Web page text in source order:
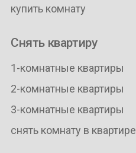
купить комнату
Снять квартиру
1-комнатные квартиры
2-комнатные квартиры
3-комнатные квартиры
снять комнату в квартире